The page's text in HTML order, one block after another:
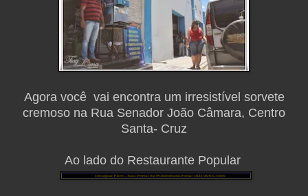
Agora você vai encontra um irresistível sorvete
cremoso na Rua Senador João Câmara, Centro
Santa- Cruz
Ao lado do Restaurante Popular